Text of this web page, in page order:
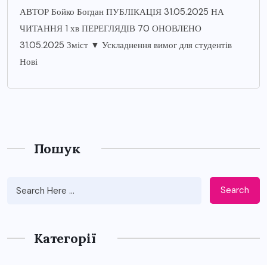
АВТОР Бойко Богдан ПУБЛІКАЦІЯ 31.05.2025 НА
ЧИТАННЯ 1 хв ПЕРЕГЛЯДІВ 70 ОНОВЛЕНО
31.05.2025 Зміст ▼ Ускладнення вимог для студентів
Нові
Пошук
Search
Категорії